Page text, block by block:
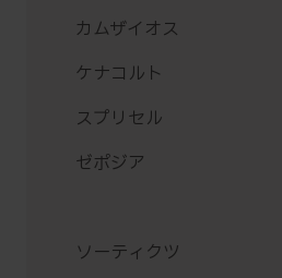
カムザイオス
ケナコルト
スプリセル
ゼポジア
ソーティクツ